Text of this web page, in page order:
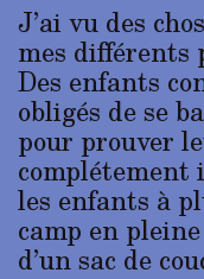
J’ai vu des
mes différents
Des enfants
obligés de se
pour prouver
complétement
les enfants à
camp en
d’un sac de